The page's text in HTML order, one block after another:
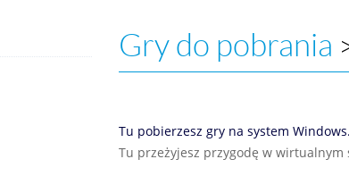
Gry do pobrania
Tu pobierzesz gry na system Windows.
Tu przeżyjesz przygodę w wirtualnym